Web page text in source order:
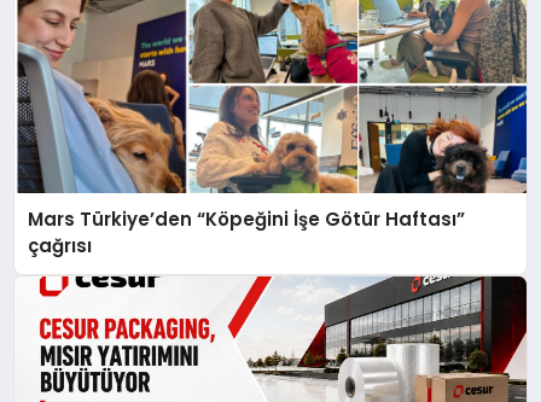
Mars Türkiye’den “Köpeğini İşe Götür Haftası”
çağrısı